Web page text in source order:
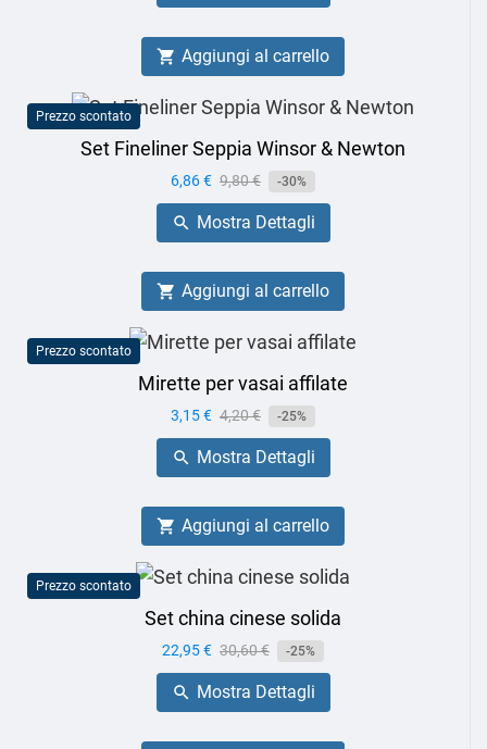
 Aggiungi al carrello
Prezzo scontato
Set Fineliner Seppia Winsor & Newton
Prezzo
6,86 € Prezzo
base
9,80 € -30%
 Mostra Dettagli
 Aggiungi al carrello
Prezzo scontato
Mirette per vasai affilate
Prezzo
3,15 € Prezzo
base
4,20 € -25%
 Mostra Dettagli
 Aggiungi al carrello
Prezzo scontato
Set china cinese solida
Prezzo
22,95 € Prezzo
base
30,60 € -25%
 Mostra Dettagli